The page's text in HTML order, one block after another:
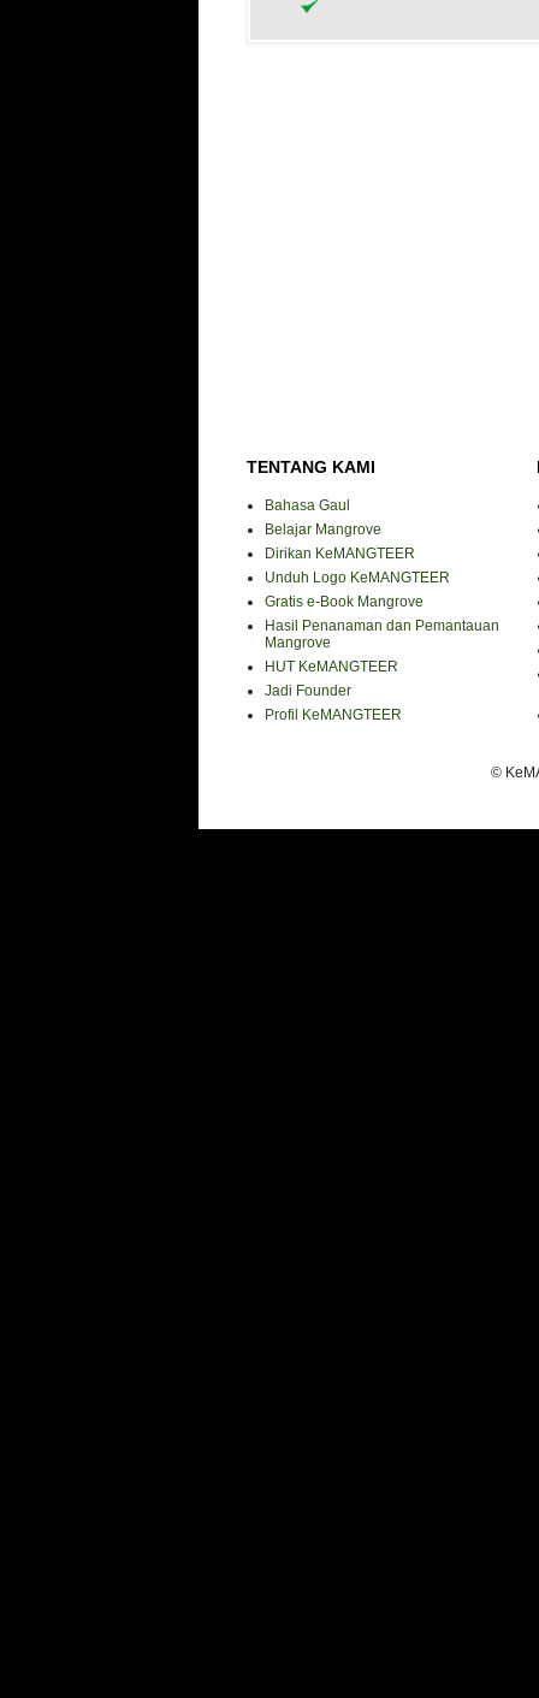
TENTANG KAMI
Bahasa Gaul
Belajar Mangrove
Dirikan KeMANGTEER
Unduh Logo KeMANGTEER
Gratis e-Book Mangrove
Hasil Penanaman dan Pemantauan
Mangrove
HUT KeMANGTEER
Jadi Founder
Profil KeMANGTEER
©